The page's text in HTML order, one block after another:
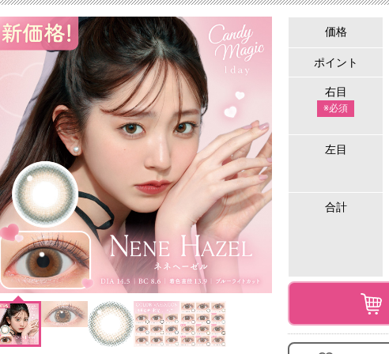
価格
ポイント
右目
※必須
左目
合計